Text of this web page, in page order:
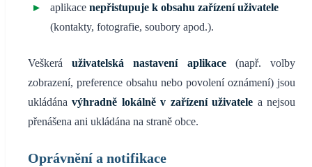
aplikace nepřistupuje k obsahu zařízení uživatele
(kontakty, fotografie, soubory apod.).
Veškeráuživatelská nastavení aplikace(např. volby
zobrazení, preference obsahu nebo povolení oznámení) jsou
ukládánavýhradně lokálně v zařízení uživatele a nejsou
přenášena ani ukládána na straně obce.
Oprávnění a notifikace